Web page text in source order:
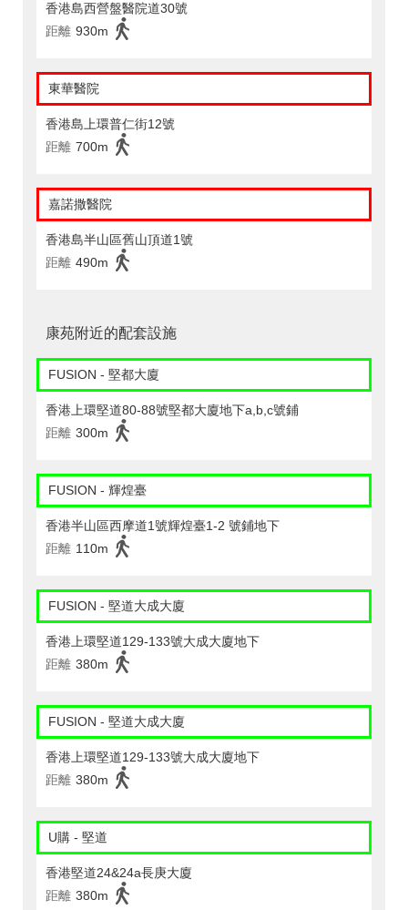
香港島西營盤醫院道30號
距離 930m
東華醫院
香港島上環普仁街12號
距離 700m
嘉諾撒醫院
香港島半山區舊山頂道1號
距離 490m
康苑附近的配套設施
FUSION - 堅都大廈
香港上環堅道80-88號堅都大廈地下a,b,c號鋪
距離 300m
FUSION - 輝煌臺
香港半山區西摩道1號輝煌臺1-2 號鋪地下
距離 110m
FUSION - 堅道大成大廈
香港上環堅道129-133號大成大廈地下
距離 380m
FUSION - 堅道大成大廈
香港上環堅道129-133號大成大廈地下
距離 380m
U購 - 堅道
香港堅道24&24a長庚大廈
距離 380m